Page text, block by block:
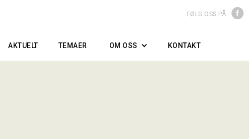
AKTUELT TEMAER OM OSS KONTAKT
FØLG OSS PÅ